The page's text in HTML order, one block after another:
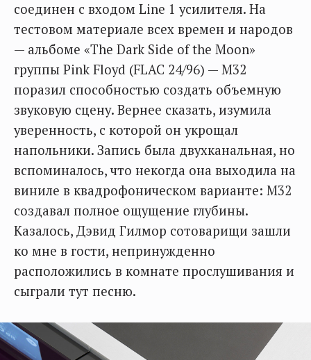
соединен с входом Line 1 усилителя. На
тестовом материале всех времен и народов
— альбоме «The Dark Side of the Moon»
группы Pink Floyd (FLAC 24/96) — М32
поразил способностью создать объемную
звуковую сцену. Вернее сказать, изумила
уверенность, с которой он укрощал
напольники. Запись была двухканальная, но
вспоминалось, что некогда она выходила на
виниле в квадрофоническом варианте: М32
создавал полное ощущение глубины.
Казалось, Дэвид Гилмор сотоварищи зашли
ко мне в гости, непринужденно
расположились в комнате прослушивания и
сыграли тут песню.